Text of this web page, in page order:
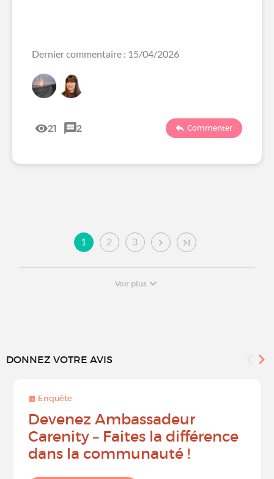
Dernier commentaire : 15/04/2026
21 2 Commenter
1 2 3
Voir plus
DONNEZ VOTRE AVIS
Enquête
Devenez Ambassadeur
Carenity – Faites la différence
dans la communauté !